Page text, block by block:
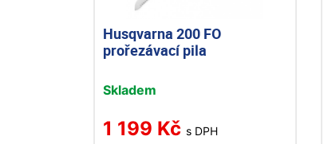
Husqvarna 200 FO
prořezávací pila
Skladem
1 199 Kč s DPH